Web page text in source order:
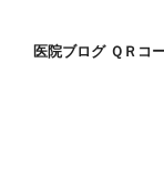
医院ブログ ＱＲコ